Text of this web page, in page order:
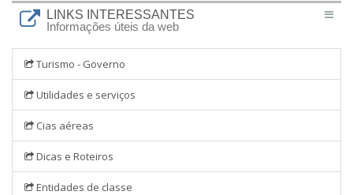
LINKS INTERESSANTES
Informações úteis da web
Turismo - Governo
Utilidades e serviços
Cias aéreas
Dicas e Roteiros
Entidades de classe